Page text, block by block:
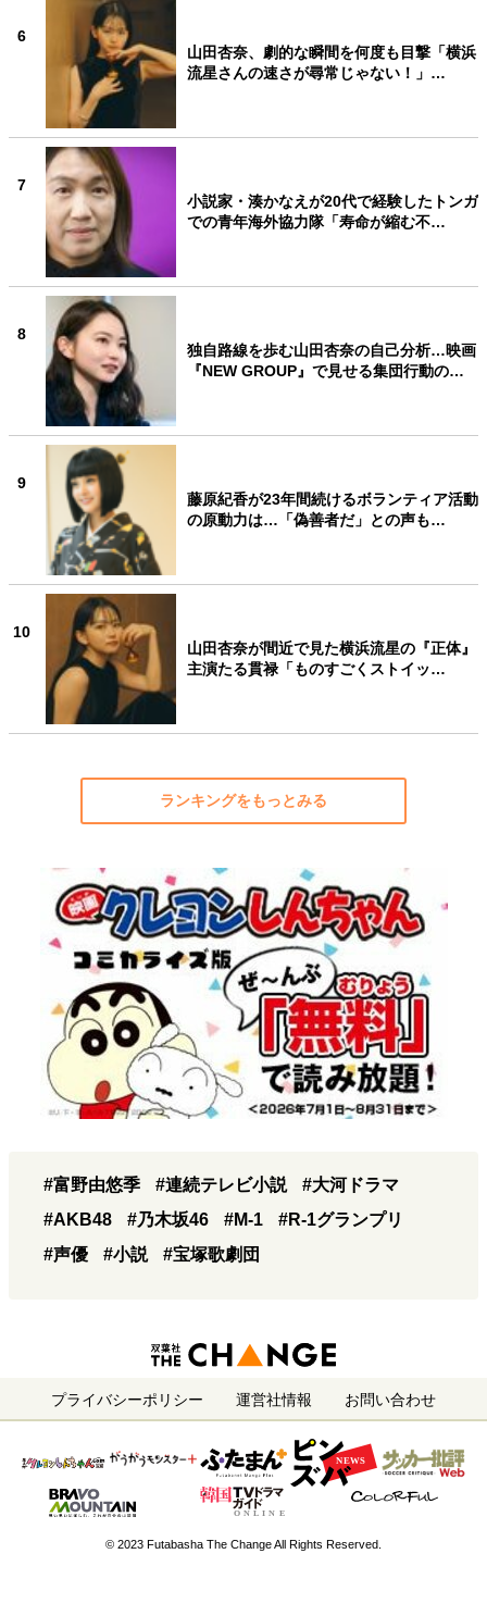
6
山田杏奈、劇的な瞬間を何度も目撃「横浜
流星さんの速さが尋常じゃない！」…
7
小説家・湊かなえが20代で経験したトンガ
での青年海外協力隊「寿命が縮む不…
8
独自路線を歩む山田杏奈の自己分析…映画
『NEW GROUP』で見せる集団行動の…
9
藤原紀香が23年間続けるボランティア活動
の原動力は…「偽善者だ」との声も…
10
山田杏奈が間近で見た横浜流星の『正体』
主演たる貫禄「ものすごくストイッ…
ランキングをもっとみる
#富野由悠季 #連続テレビ小説
#大河ドラマ
#AKB48
#乃木坂46 #M-1
#R-1グランプリ
#声優
#小説 #宝塚歌劇団
プライバシーポリシー 運営社情報 お問い合わせ
© 2023 Futabasha The Change All Rights Reserved.